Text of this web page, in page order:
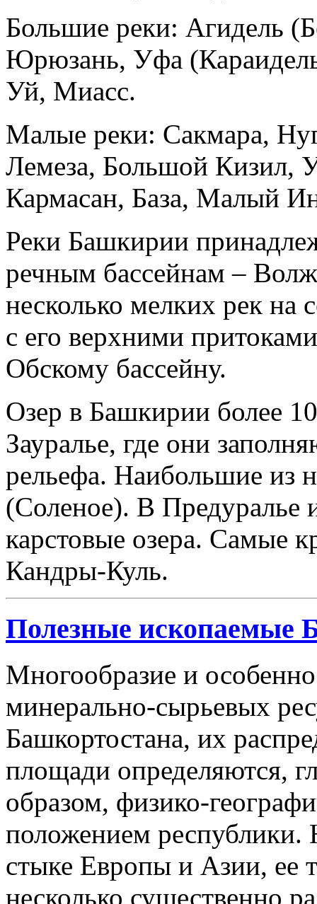
Большие реки: Агидель
Юрюзань, Уфа
Уй, Миасс.
Малые реки: Сакмара,
Лемеза, Большой Кизил,
Кармасан, База, Малый
Реки Башкирии
речным бассейнам –
несколько мелких рек на
с его верхними
Обскому бассейну.
Озер в Башкирии более
Зауралье, где они
рельефа. Наибольшие из
(Соленое). В Предуралье
карстовые озера. Самые
Кандры-Куль.
Полезные ископаемые
Многообразие и
минерально-сырьевых
Башкортостана, их
площади определяются,
образом, физико-
положением республики.
стыке Европы и Азии, ее
несколько существенно